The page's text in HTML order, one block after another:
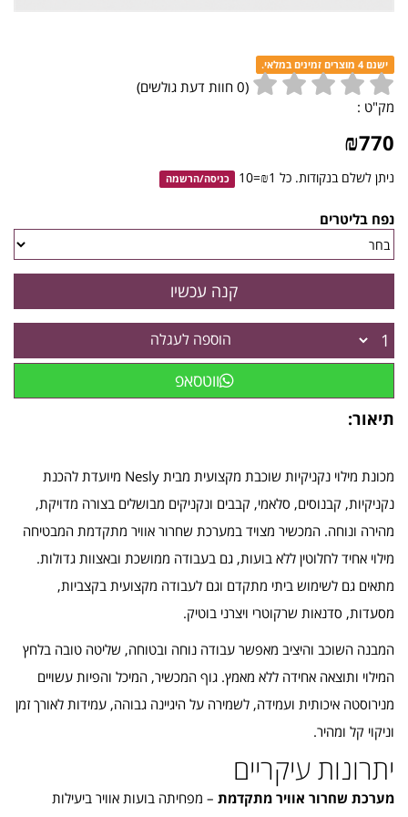
ישנם 4 מוצרים זמינים במלאי.
(
0 חוות דעת גולשים)
מק"ט :
₪770
ניתן לשלם בנקודות. כל ₪1=10 כניסה/הרשמה
נפח בליטרים
הוספה לעגלה
ווטסאפ
תיאור:
מכונת מילוי נקניקיות שוכבת מקצועית מבית Nesly מיועדת להכנת
נקניקיות, קבנוסים, סלאמי, קבבים ונקניקים מבושלים בצורה מדויקת,
מהירה ונוחה. המכשיר מצויד במערכת שחרור אוויר מתקדמת המבטיחה
מילוי אחיד לחלוטין ללא בועות, גם בעבודה ממושכת ובאצוות גדולות.
מתאים גם לשימוש ביתי מתקדם וגם לעבודה מקצועית בקצביות,
מסעדות, סדנאות שרקוטרי ויצרני בוטיק.
המבנה השוכב והיציב מאפשר עבודה נוחה ובטוחה, שליטה טובה בלחץ
המילוי ותוצאה אחידה ללא מאמץ. גוף המכשיר, המיכל והפיות עשויים
מנירוסטה איכותית ועמידה, לשמירה על היגיינה גבוהה, עמידות לאורך זמן
וניקוי קל ומהיר.
יתרונות עיקריים
מערכת שחרור אוויר מתקדמת – מפחיתה בועות אוויר ביעילות